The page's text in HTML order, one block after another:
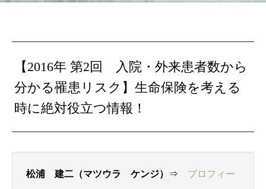
【2016年 第2回 入院・外来患者数から
分かる罹患リスク】生命保険を考える
時に絶対役立つ情報！
松浦 建二（マツウラ ケンジ） ⇒ プロフィー